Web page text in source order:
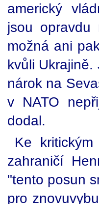
americký
jsou
možná ani
kvůli
nárok na
v NATO
dodal.
Ke
zahraničí
"tento posun
pro